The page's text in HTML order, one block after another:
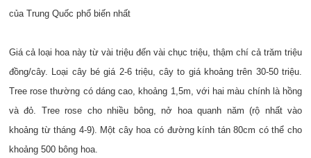
của Trung Quốc phổ biến nhất
Giá cả loại hoa này từ vài triệu đến vài chục triệu, thậm chí cả trăm triệu
đồng/cây. Loại cây bé giá 2-6 triệu, cây to giá khoảng trên 30-50 triệu.
Tree rose thường có dáng cao, khoảng 1,5m, với hai màu chính là hồng
và đỏ. Tree rose cho nhiều bông, nở hoa quanh năm (rộ nhất vào
khoảng từ tháng 4-9). Một cây hoa có đường kính tán 80cm có thể cho
khoảng 500 bông hoa.